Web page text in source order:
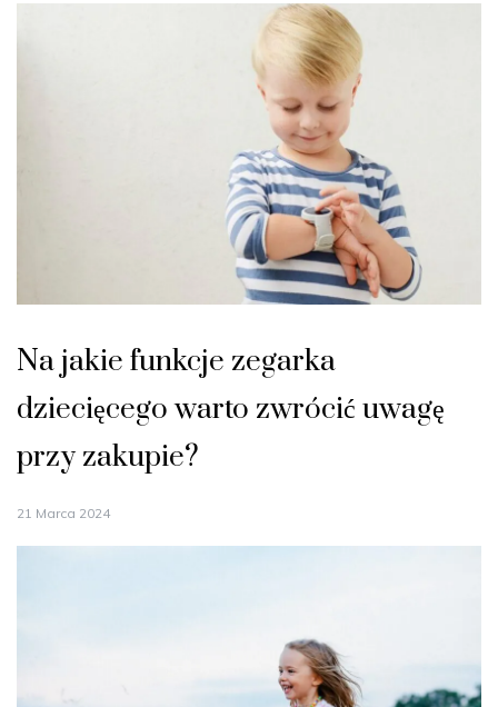
Na jakie funkcje zegarka
dziecięcego warto zwrócić uwagę
przy zakupie?
21 Marca 2024